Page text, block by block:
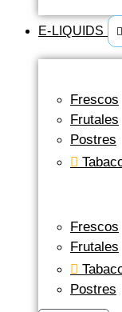
E-LIQUIDS
Frescos
Frutales
Postres
Frescos
Frutales
Postres